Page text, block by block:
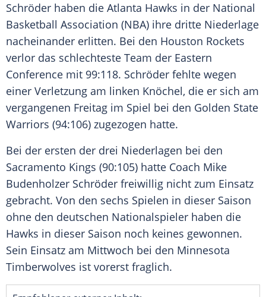
Schröder haben die Atlanta Hawks in der National
Basketball Association (NBA) ihre dritte Niederlage
nacheinander erlitten. Bei den Houston Rockets
verlor das schlechteste Team der Eastern
Conference mit 99:118. Schröder fehlte wegen
einer Verletzung am linken Knöchel, die er sich am
vergangenen Freitag im Spiel bei den Golden State
Warriors (94:106) zugezogen hatte.
Bei der ersten der drei Niederlagen bei den
Sacramento Kings (90:105) hatte Coach Mike
Budenholzer Schröder freiwillig nicht zum Einsatz
gebracht. Von den sechs Spielen in dieser Saison
ohne den deutschen Nationalspieler haben die
Hawks in dieser Saison noch keines gewonnen.
Sein Einsatz am Mittwoch bei den Minnesota
Timberwolves ist vorerst fraglich.